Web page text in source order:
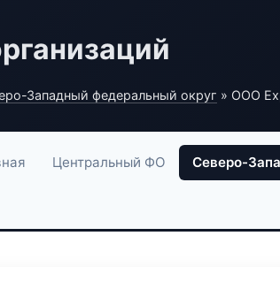
Западный федеральный округ » ООО
Центральный ФО Северо-